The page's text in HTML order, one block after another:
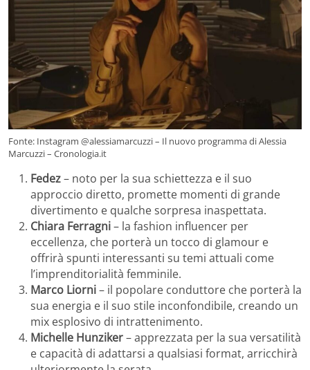
Fonte: Instagram @alessiamarcuzzi – Il nuovo programma di Alessia
Marcuzzi – Cronologia.it
Fedez– noto per la sua schiettezza e il suo
approccio diretto, promette momenti di grande
divertimento e qualche sorpresa inaspettata.
Chiara Ferragni– la fashion influencer per
eccellenza, che porterà un tocco di glamour e
offrirà spunti interessanti su temi attuali come
l’imprenditorialità femminile.
Marco Liorni– il popolare conduttore che porterà la
sua energia e il suo stile inconfondibile, creando un
mix esplosivo di intrattenimento.
Michelle Hunziker– apprezzata per la sua versatilità
e capacità di adattarsi a qualsiasi format, arricchirà